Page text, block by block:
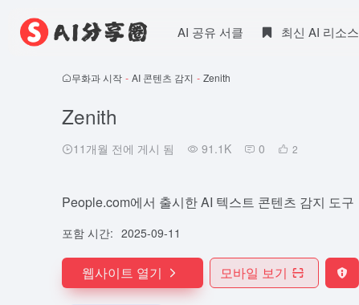
AI 공유 서클 최신 AI 리소스
무화과 시작 - AI 콘텐츠 감지 - Zenith
Zenith
11개월 전에 게시 됨 91.1K 0 2
People.com에서 출시한 AI 텍스트 콘텐츠 감지 도구
포함 시간: 2025-09-11
웹사이트 열기 모바일 보기